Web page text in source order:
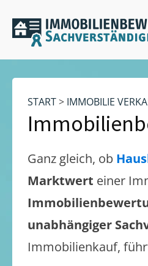
START> IMMOBILIE
Ganz gleich, ob
Marktwert einer
unabhängiger
Immobilienkauf,